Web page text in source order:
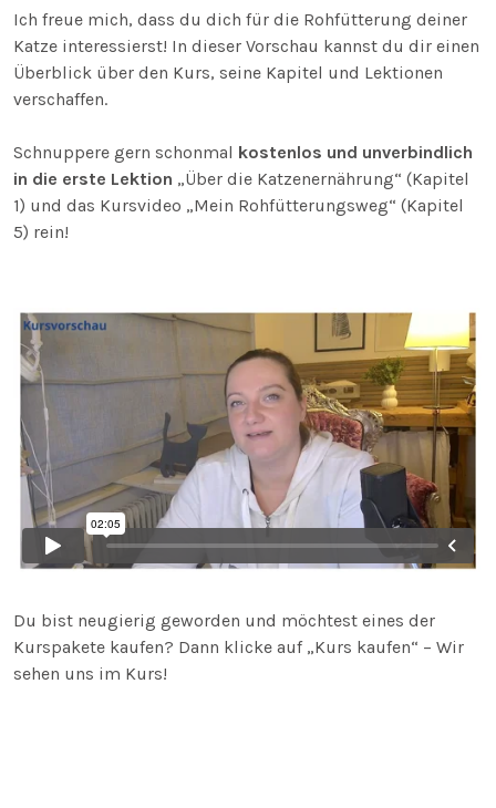
Ich freue mich, dass du dich für die Rohfütterung deiner
Katze interessierst! In dieser Vorschau kannst du dir einen
Überblick über den Kurs, seine Kapitel und Lektionen
verschaffen.
Schnuppere gern schonmal kostenlos und unverbindlich
in die erste Lektion „Über die Katzenernährung“ (Kapitel
1) und das Kursvideo „Mein Rohfütterungsweg“ (Kapitel
5) rein!
Du bist neugierig geworden und möchtest eines der
Kurspakete kaufen? Dann klicke auf „Kurs kaufen“ – Wir
sehen uns im Kurs!